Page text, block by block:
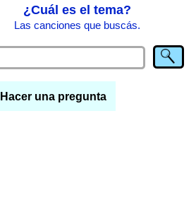
¿Cuál es el tema?
Las canciones que buscás.
Hacer una pregunta